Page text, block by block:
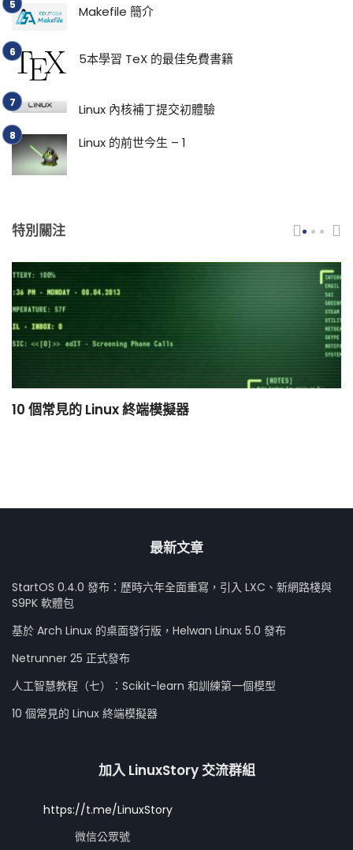
Makefile 簡介
5本學習 TeX 的最佳免費書籍
Linux 內核補丁提交初體驗
Linux 的前世今生 – 1
特別關注
10 個常見的 Linux 終端模擬器
最新文章
StartOS 0.4.0 發布：歷時六年全面重寫，引入 LXC、新網路棧與
S9PK 軟體包
基於 Arch Linux 的桌面發行版，Helwan Linux 5.0 發布
Netrunner 25 正式發布
人工智慧教程（七）：Scikit-learn 和訓練第一個模型
10 個常見的 Linux 終端模擬器
加入 LinuxStory 交流群組
https://t.me/LinuxStory
微信公眾號